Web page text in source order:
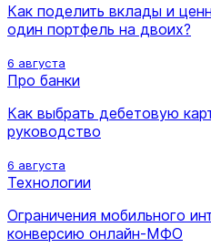
Как поделить вклады и
один портфель на двоих?
6 августа
Про банки
Как выбрать дебетовую
руководство
6 августа
Технологии
Ограничения мобильного
конверсию онлайн-МФО